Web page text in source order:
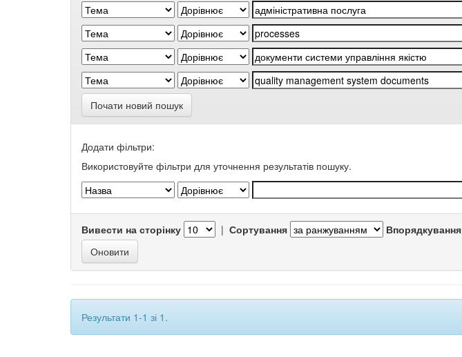
Почати новий пошук
Додати фільтри:
Використовуйте фільтри для уточнення результатів пошуку.
Вивести на сторінку | Сортування Впорядкування
Результати 1-1 зі 1.